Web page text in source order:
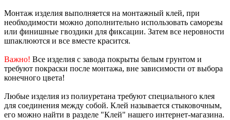
Монтаж изделия выполняется на монтажный клей, при
необходимости можно дополнительно использовать саморезы
или финишные гвоздики для фиксации. Затем все неровности
шпаклюются и все вместе красится.
Важно! Все изделия с завода покрыты белым грунтом и
требуют покраски после монтажа, вне зависимости от выбора
конечного цвета!
Любые изделия из полиуретана требуют специального клея
для соединения между собой. Клей называется стыковочным,
его можно найти в разделе "Клей" нашего интернет-магазина.